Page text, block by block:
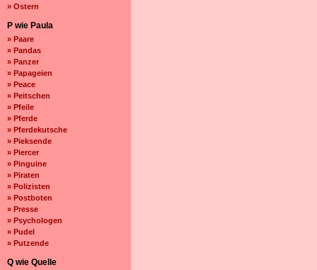
» Ostern
P wie Paula
» Paare
» Pandas
» Panzer
» Papageien
» Peace
» Peitschen
» Pfeile
» Pferde
» Pferdekutsche
» Pieksende
» Piercer
» Pinguine
» Piraten
» Polizisten
» Postboten
» Presse
» Psychologen
» Pudel
» Putzende
Q wie Quelle